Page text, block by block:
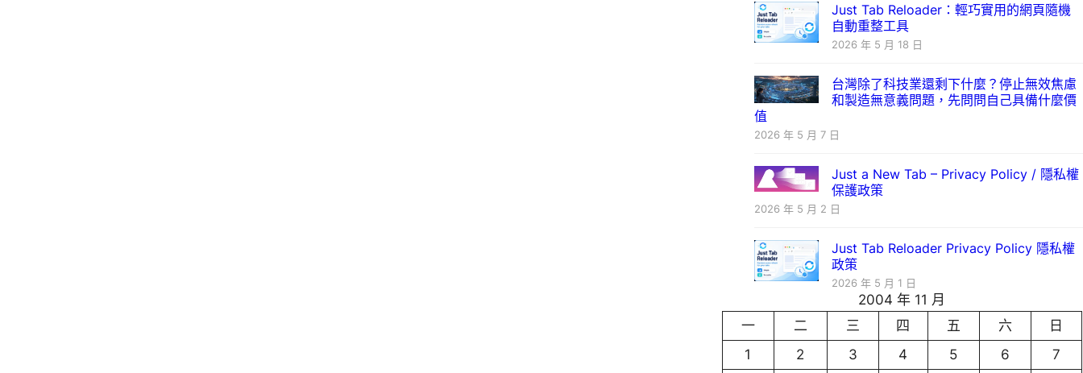
Just Tab Reloader：輕巧實用的網頁隨機
自動重整工具
2026 年 5 月 18 日
台灣除了科技業還剩下什麼？停止無效焦慮
和製造無意義問題，先問問自己具備什麼價
值
2026 年 5 月 7 日
Just a New Tab – Privacy Policy / 隱私權
保護政策
2026 年 5 月 2 日
Just Tab Reloader Privacy Policy 隱私權
政策
2026 年 5 月 1 日
2004 年 11 月
一
二 三 四 五 六
日
1
2 3 4 5 6
7